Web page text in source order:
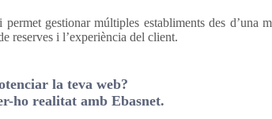
gestionar múltiples establiments des d’una
reserves i l’experiència del client.
la teva web?
ho realitat amb Ebasnet.